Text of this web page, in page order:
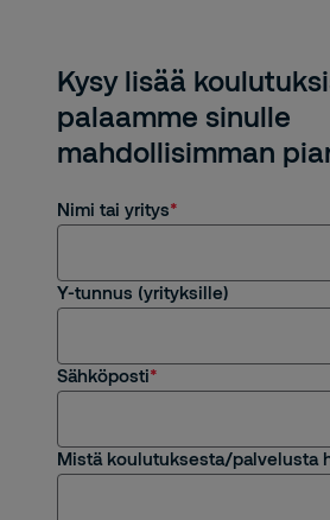
Kysy lisää
palaamme sinulle
mahdollisimman
Nimi tai yritys
Y-tunnus (yrityksille)
Sähköposti
Mistä koulutuksesta/palvelusta